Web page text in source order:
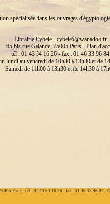
spécialisée dans les ouvrages
Librairie Cybele - cybele5@wanadoo.fr
65 bis rue Galande, 75005 Paris - Plan
tél : 01 43 54 16 26 - fax : 01 46 33 96 84
lundi au vendredi de 10h30 à 13h30 et de
Samedi de 11h00 à 13h30 et de 14h30 à
Paris - tél : 01 43 54 16 26 - fax : 01 46 33 96 84